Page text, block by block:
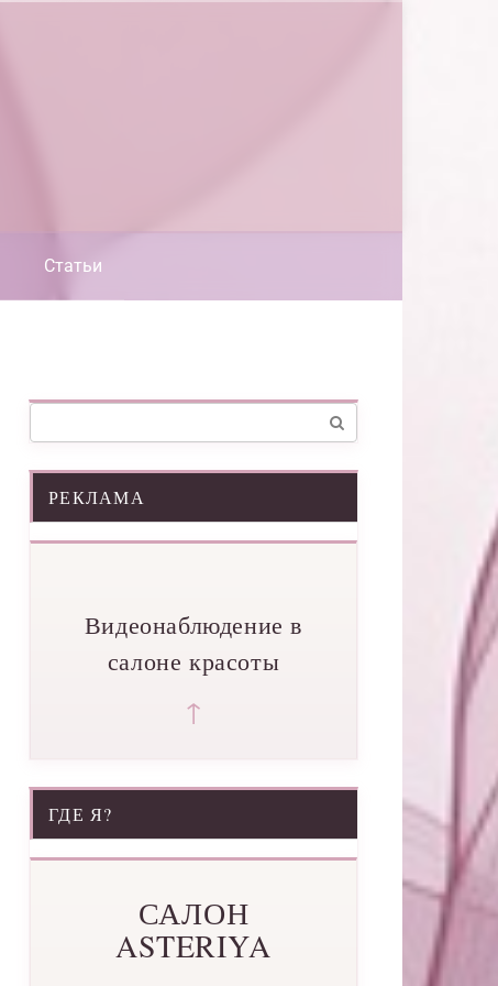
Статьи
РЕКЛАМА
Видеонаблюдение в
салоне красоты
↑
ГДЕ Я?
САЛОН
ASTERIYA